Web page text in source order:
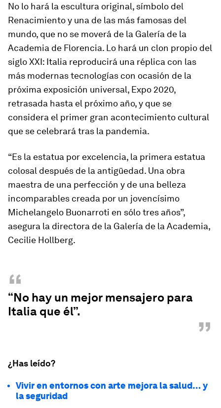
No lo hará la escultura original, símbolo del
Renacimiento y una de las más famosas del
mundo, que no se moverá de la Galería de la
Academia de Florencia. Lo hará un clon propio del
siglo XXI: Italia reproducirá una réplica con las
más modernas tecnologías con ocasión de la
próxima exposición universal, Expo 2020,
retrasada hasta el próximo año, y que se
considera el primer gran acontecimiento cultural
que se celebrará tras la pandemia.
“Es la estatua por excelencia, la primera estatua
colosal después de la antigüedad. Una obra
maestra de una perfección y de una belleza
incomparables creada por un jovencísimo
Michelangelo Buonarroti en sólo tres años”,
asegura la directora de la Galería de la Academia,
Cecilie Hollberg.
“
“No hay un mejor mensajero para
Italia que él”.
”
¿Has leído?
Vivir en entornos con arte mejora la salud… y
la seguridad